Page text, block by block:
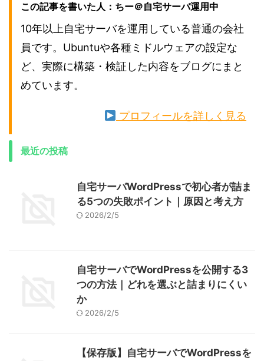
この記事を書いた人：ちー＠自宅サーバ運用中
10年以上自宅サーバを運用している普通の会社
員です。Ubuntuや各種ミドルウェアの設定な
ど、実際に構築・検証した内容をブログにまと
めています。
プロフィールを詳しく見る
最近の投稿
自宅サーバWordPressで初心者が詰ま
る5つの失敗ポイント｜原因と考え方
2026/2/5
自宅サーバでWordPressを公開する3
つの方法｜どれを選ぶと詰まりにくい
か
2026/2/5
【保存版】自宅サーバでWordPressを